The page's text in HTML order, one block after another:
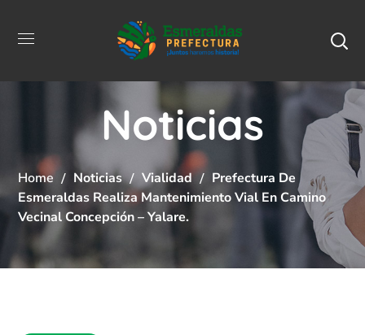
Noticias
Home Noticias Vialidad
Prefectura De
Esmeraldas Realiza Mantenimiento Vial En Camino
Vecinal Concepción – Yalare.